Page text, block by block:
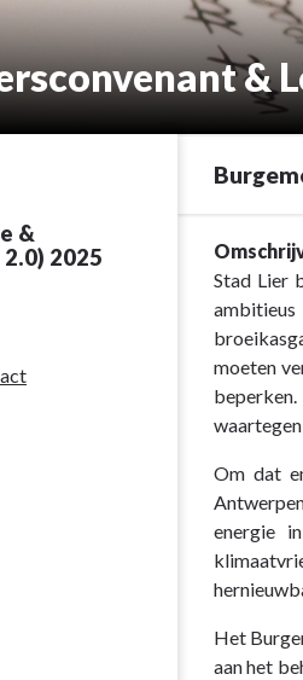
&
&
2025
Terug
navigatie
Lokaal
Klimaatpact
(LEKP)
Stad Lier
moeten
Om dat
energie
Het
aan het